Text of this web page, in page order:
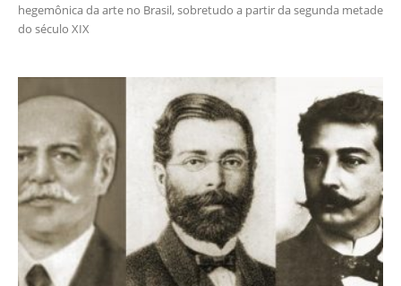
hegemônica da arte no Brasil, sobretudo a partir da segunda metade
do século XIX